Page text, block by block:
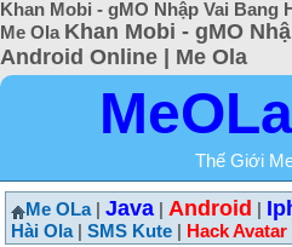
Khan Mobi - gMO Nhập Vai Bang
Me Ola Khan Mobi - gMO
Android Online | Me Ola
Thế Giới
Me OLa| Java Android
Hài Ola| SMS Kute
Hack Avatar